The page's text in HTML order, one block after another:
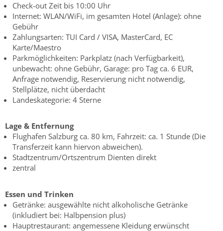
Check-out Zeit bis 10:00 Uhr
Internet: WLAN/WiFi, im gesamten Hotel (Anlage): ohne
Gebühr
Zahlungsarten: TUI Card / VISA, MasterCard, EC
Karte/Maestro
Parkmöglichkeiten: Parkplatz (nach Verfügbarkeit),
unbewacht: ohne Gebühr, Garage: pro Tag ca. 6 EUR,
Anfrage notwendig, Reservierung nicht notwendig,
Stellplätze, nicht überdacht
Landeskategorie: 4 Sterne
Lage & Entfernung
Flughafen Salzburg ca. 80 km, Fahrzeit: ca. 1 Stunde (Die
Transferzeit kann hiervon abweichen).
Stadtzentrum/Ortszentrum Dienten direkt
zentral
Essen und Trinken
Getränke: ausgewählte nicht alkoholische Getränke
(inkludiert bei: Halbpension plus)
Hauptrestaurant: angemessene Kleidung erwünscht